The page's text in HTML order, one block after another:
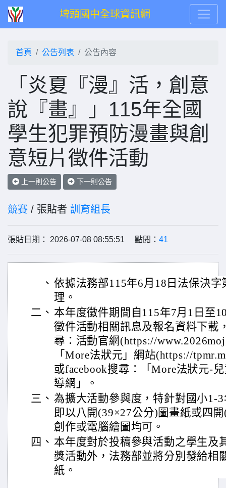
埤頭國中全球資訊網
首頁 公告列表 公告內容
「炎夏『漫』活，創意
說『畫』」115年全國
學生犯罪預防漫畫與創
意短片徵件活動
上一則公告 下一則公告
競賽 / 張貼者 訓育組長
張貼日期： 2026-07-08 08:55:51 點閱： 41
、 依據法務部115年6月18日法保決字
理。
二、 本年度徵件期間自115年7月1日至
徵件活動相關訊息及報名資料下載
尋：活動官網(https://
「More法狀元」網站(https://
或facebook搜尋：「More法狀元-
導網」。
三、 為擴大活動參與度，特針對國小1-
即以八開(39×27公分)圖畫紙或四
創作或電腦繪圖均可。
四、 本年度對於投稿參與活動之學生及
獎活動外，法務部並將分別發給相
紙。